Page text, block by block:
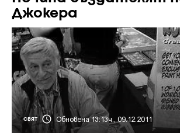
Джокера
СВЯТ Обновена 13:13ч., 09.12.2011